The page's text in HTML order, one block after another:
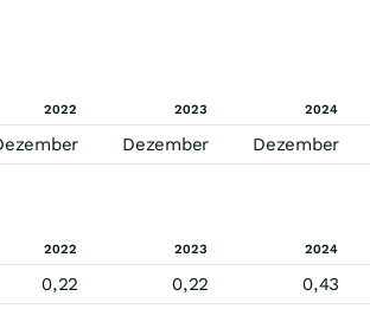
2022 2023 2024
Dezember Dezember
2022 2023 2024
0,22 0,22 0,43